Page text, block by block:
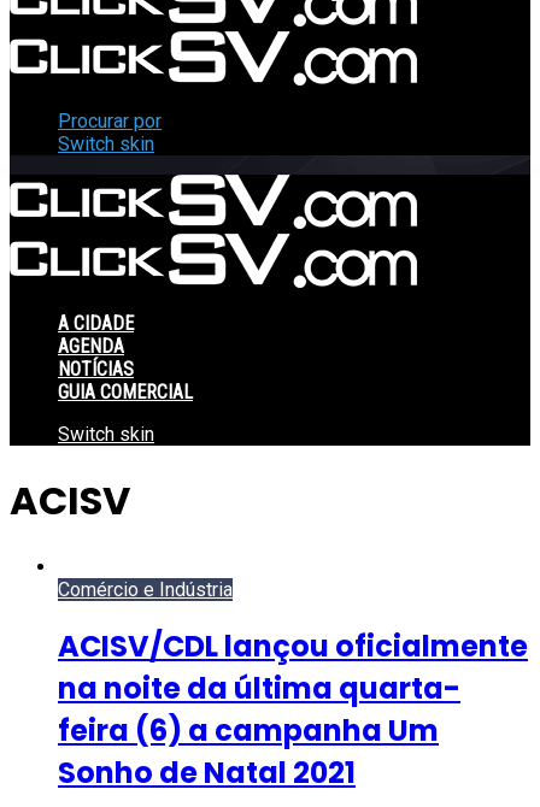
Procurar por
Switch skin
A CIDADE
AGENDA
NOTÍCIAS
GUIA COMERCIAL
Switch skin
ACISV
Comércio e Indústria
ACISV/CDL lançou oficialmente
na noite da última quarta-
feira (6) a campanha Um
Sonho de Natal 2021